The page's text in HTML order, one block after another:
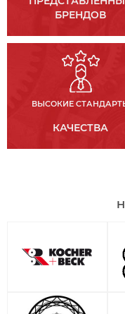
БРЕНДОВ
ВЫСОКИЕ
КАЧЕСТВА